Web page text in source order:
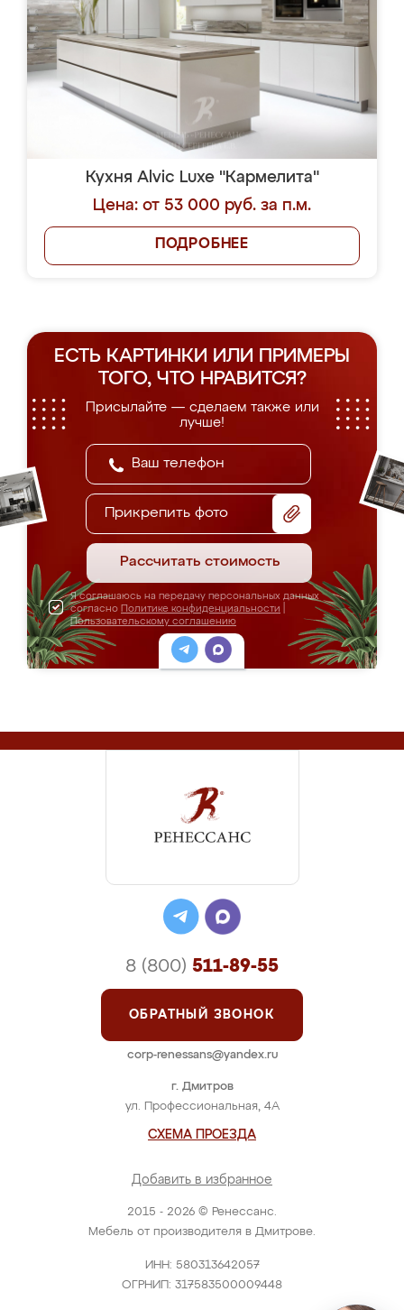
Кухня Alvic Luxe "Кармелита"
Цена: от 53 000 руб. за п.м.
ПОДРОБНЕЕ
ЕСТЬ КАРТИНКИ ИЛИ ПРИМЕРЫ
ТОГО, ЧТО НРАВИТСЯ?
Присылайте — сделаем также или
лучше!
Прикрепить фото
Рассчитать стоимость
Я соглашаюсь на передачу персональных данных
согласно Политике конфиденциальности
Пользовательскому соглашению
2015 - 2026 © Ренессанс.
Мебель от производителя в Дмитрове.
ИНН: 580313642057
ОГРНИП: 317583500009448
г. Дмитров
ул. Профессиональная, 4А
СХЕМА ПРОЕЗДА
Добавить в избранное
8 (800) 511-89-55
ОБРАТНЫЙ ЗВОНОК
corp-renessans@yandex.ru